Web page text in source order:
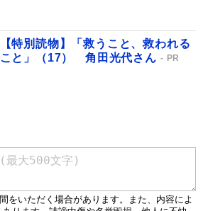
【特別読物】「救うこと、救われる
こと」（17） 角田光代さん
PR